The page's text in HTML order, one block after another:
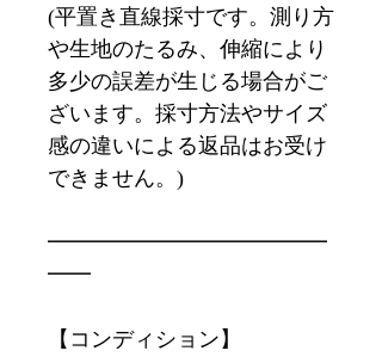
(平置き直線採寸です。測り方
や生地のたるみ、伸縮により
多少の誤差が生じる場合がご
ざいます。採寸方法やサイズ
感の違いによる返品はお受け
できません。)
━━━━━━━━━━━━━
━━
【コンディション】